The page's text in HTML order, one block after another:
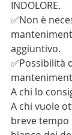
INDOLORE.
✅Non è
aggiuntivo.
✅Possibilità
A chi lo
A chi vuole
breve